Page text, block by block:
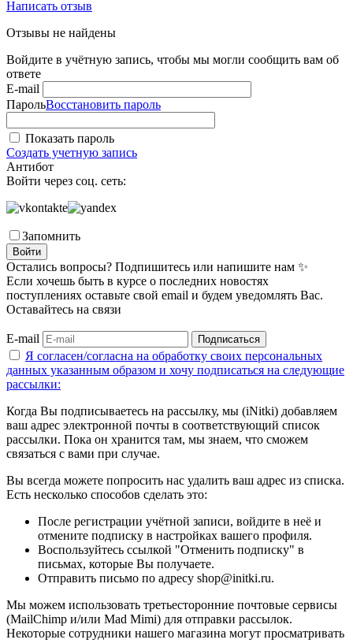
Написать отзыв
Отзывы не найдены
Войдите в учётную запись, чтобы мы могли сообщить вам об
ответе
E-mail
ПарольВосстановить пароль
Показать пароль
Создать учетную запись
Антибот
Войти через соц. сеть:
Запомнить
Войти
Остались вопросы? Подпишитесь или напишите нам ✨
Если хочешь быть в курсе о последних новостях
поступлениях оставьте свой email и будем уведомлять Вас.
Оставайтесь на связи
E-mail Подписаться
Я согласен/согласна на обработку своих персональных
данных указанным образом и хочу подписаться на следующие
рассылки:
Когда Вы подписываетесь на рассылку, мы (iNitki) добавляем
ваш адрес электронной почты в соответствующий список
рассылки. Пока он хранится там, мы знаем, что сможем
связаться с вами при случае.
Вы всегда можете попросить нас удалить ваш адрес из списка.
Есть несколько способов сделать это:
После регистрации учётной записи, войдите в неё и
отмените подписку в настройках вашего профиля.
Воспользуйтесь ссылкой "Отменить подписку" в
письмах, которые Вы получаете.
Отправить письмо по адресу shop@initki.ru.
Мы можем использовать третьесторонние почтовые сервисы
(MailChimp и/или Mad Mimi) для отправки рассылок.
Некоторые сотрудники нашего магазина могут просматривать